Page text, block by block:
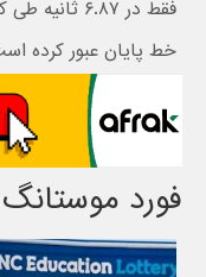
خط پایان عبور کرده
فورد موستانگ